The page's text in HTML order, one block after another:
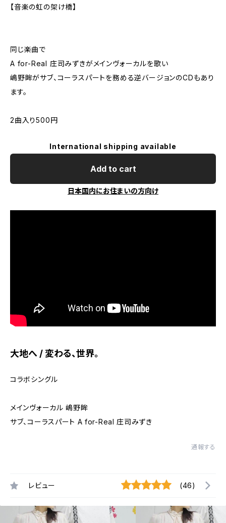
【音楽の虹の架け橋】
同じ楽曲で
A for-Real 庄司みずきがメインヴォーカルを歌い
嶋野眸がサブ、コーラスパートを務める逆バージョンのCDもあり
ます。
2曲入り500円
International shipping available
Add to cart
日本国内にお住まいの方向け
大地へ / 変わる、世界。
コラボシングル
メインヴォーカル 嶋野眸
サブ、コーラスパート A for-Real 庄司みずき
通報する
レビュー (46)